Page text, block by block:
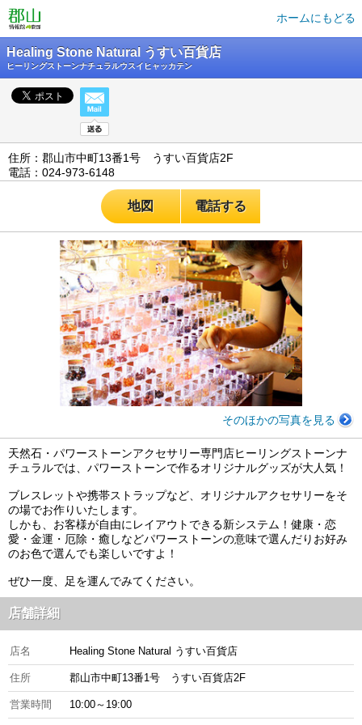
ホームにもどる
Healing Stone Natural うすい百貨店
ヒーリングストーンナチュラルウスイヒャッカテン
住所：郡山市中町13番1号 うすい百貨店2F
電話：024-973-6148
地図 電話する
そのほかの写真を見る
天然石・パワーストーンアクセサリー専門店ヒーリングストーンナ
チュラルでは、パワーストーンで作るオリジナルグッズが大人気！
ブレスレットや携帯ストラップなど、オリジナルアクセサリーをそ
の場でお作りいたします。
しかも、お客様が自由にレイアウトできる新システム！健康・恋
愛・金運・厄除・癒しなどパワーストーンの意味で選んだりお好み
のお色で選んでも楽しいですよ！
ぜひ一度、足を運んでみてください。
店舗詳細
店名 Healing Stone Natural うすい百貨店
住所 郡山市中町13番1号 うすい百貨店2F
営業時間 10:00～19:00